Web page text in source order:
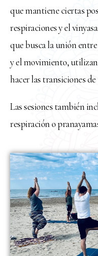
que mantiene ciertas
respiraciones y el
que busca la unión
y el movimiento,
hacer las transiciones
Las sesiones también
respiración o